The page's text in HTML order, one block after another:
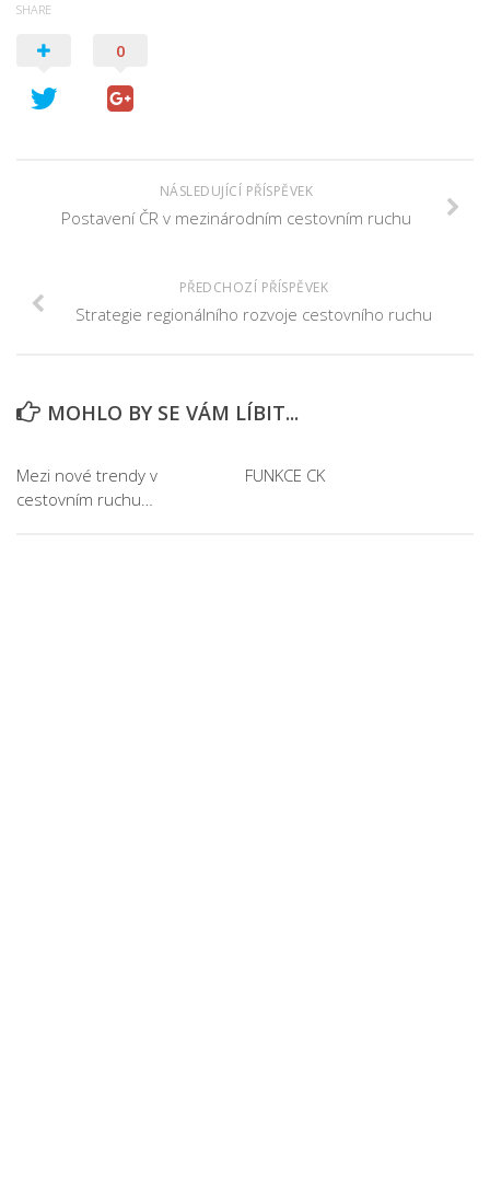
SHARE
0
NÁSLEDUJÍCÍ PŘÍSPĚVEK
Postavení ČR v mezinárodním cestovním ruchu
PŘEDCHOZÍ PŘÍSPĚVEK
Strategie regionálního rozvoje cestovního ruchu
MOHLO BY SE VÁM LÍBIT...
Mezi nové trendy v
cestovním ruchu…
FUNKCE CK